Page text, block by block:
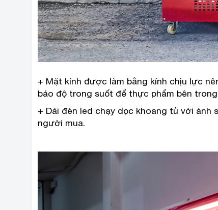
+ Mặt kính được làm bằng kính chịu lực
bảo độ trong suốt để thực phẩm bên
+ Dải đèn led chạy dọc khoang tủ với
người mua.